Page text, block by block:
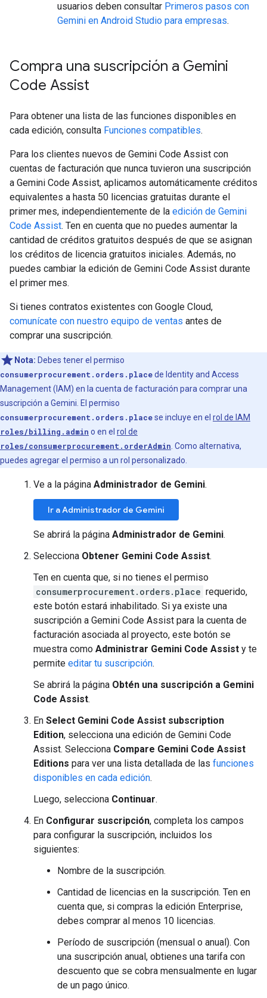
usuarios deben consultar Primeros pasos con
Gemini en Android Studio para empresas.
Compra una suscripción a Gemini
Code Assist
Para obtener una lista de las funciones disponibles en
cada edición, consulta Funciones compatibles.
Para los clientes nuevos de Gemini Code Assist con
cuentas de facturación que nunca tuvieron una suscripción
a Gemini Code Assist, aplicamos automáticamente créditos
equivalentes a hasta 50 licencias gratuitas durante el
primer mes, independientemente de la edición de Gemini
Code Assist. Ten en cuenta que no puedes aumentar la
cantidad de créditos gratuitos después de que se asignan
los créditos de licencia gratuitos iniciales. Además, no
puedes cambiar la edición de Gemini Code Assist durante
el primer mes.
Si tienes contratos existentes con Google Cloud,
comunícate con nuestro equipo de ventas antes de
comprar una suscripción.
Nota: Debes tener el permiso
consumerprocurement.orders.placede Identity and Access
Management (IAM) en la cuenta de facturación para comprar una
suscripción a Gemini. El permiso
consumerprocurement.orders.placese incluye en el rol de IAM
roles/billing.admin o en el rol de
roles/consumerprocurement.orderAdmin . Como alternativa,
puedes agregar el permiso a un rol personalizado.
Ve a la página Administrador de Gemini.
Ir a Administrador de Gemini
Se abrirá la página Administrador de Gemini.
Selecciona Obtener Gemini Code Assist.
Ten en cuenta que, si no tienes el permiso
consumerprocurement.orders.place requerido,
este botón estará inhabilitado. Si ya existe una
suscripción a Gemini Code Assist para la cuenta de
facturación asociada al proyecto, este botón se
muestra como Administrar Gemini Code Assist y te
permite editar tu suscripción.
Se abrirá la página Obtén una suscripción a Gemini
Code Assist.
En Select Gemini Code Assist subscription
Edition, selecciona una edición de Gemini Code
Assist. Selecciona Compare Gemini Code Assist
Editions para ver una lista detallada de las funciones
disponibles en cada edición.
Luego, selecciona Continuar.
En Configurar suscripción, completa los campos
para configurar la suscripción, incluidos los
siguientes:
Nombre de la suscripción.
Cantidad de licencias en la suscripción. Ten en
cuenta que, si compras la edición Enterprise,
debes comprar al menos 10 licencias.
Período de suscripción (mensual o anual). Con
una suscripción anual, obtienes una tarifa con
descuento que se cobra mensualmente en lugar
de un pago único.